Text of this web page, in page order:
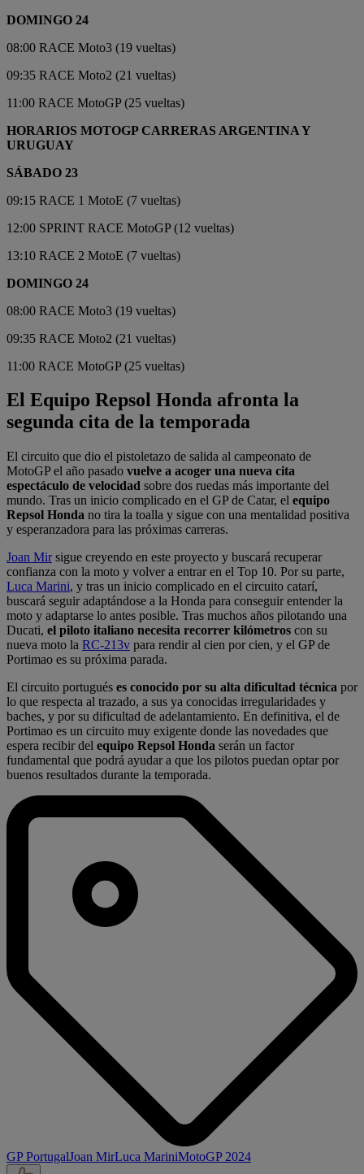
DOMINGO 24
08:00 RACE Moto3 (19 vueltas)
09:35 RACE Moto2 (21 vueltas)
11:00 RACE MotoGP (25 vueltas)
HORARIOS MOTOGP CARRERAS ARGENTINA Y
URUGUAY
SÁBADO 23
09:15 RACE 1 MotoE (7 vueltas)
12:00 SPRINT RACE MotoGP (12 vueltas)
13:10 RACE 2 MotoE (7 vueltas)
DOMINGO 24
08:00 RACE Moto3 (19 vueltas)
09:35 RACE Moto2 (21 vueltas)
11:00 RACE MotoGP (25 vueltas)
El Equipo Repsol Honda afronta la
segunda cita de la temporada
El circuito que dio el pistoletazo de salida al campeonato de
MotoGP el año pasado vuelve a acoger una nueva cita
espectáculo de velocidad sobre dos ruedas más importante del
mundo. Tras un inicio complicado en el GP de Catar, el equipo
Repsol Honda no tira la toalla y sigue con una mentalidad positiva
y esperanzadora para las próximas carreras.
Joan Mirsigue creyendo en este proyecto y buscará recuperar
confianza con la moto y volver a entrar en el Top 10. Por su parte,
Luca Marini, y tras un inicio complicado en el circuito catarí,
buscará seguir adaptándose a la Honda para conseguir entender la
moto y adaptarse lo antes posible. Tras muchos años pilotando una
Ducati, el piloto italiano necesita recorrer kilómetros con su
nueva moto la RC-213v para rendir al cien por cien, y el GP de
Portimao es su próxima parada.
El circuito portugués es conocido por su alta dificultad técnica por
lo que respecta al trazado, a sus ya conocidas irregularidades y
baches, y por su dificultad de adelantamiento. En definitiva, el de
Portimao es un circuito muy exigente donde las novedades que
espera recibir del equipo Repsol Honda serán un factor
fundamental que podrá ayudar a que los pilotos puedan optar por
buenos resultados durante la temporada.
GP PortugalJoan MirLuca MariniMotoGP 2024